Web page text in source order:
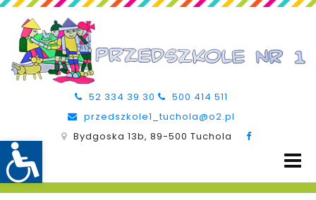
52 334 39 30
500 414 511
przedszkole1_tuchola@o2.pl
Bydgoska 13b, 89-500 Tuchola